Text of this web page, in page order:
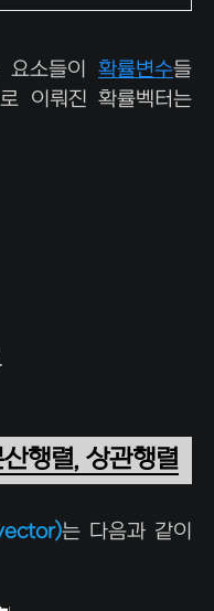
소들이 확률변수들
이뤄진 확률벡터는
행렬, 상관행렬
는 다음과 같이